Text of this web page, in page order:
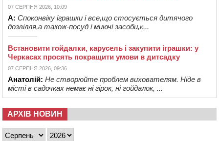
07 СЕРПНЯ 2026, 10:09
А: Споконвіку іграшки і все,що стосується дитячого
дозвілля,а також-посуд і миючі засоби,к...
Встановити гойдалки, карусель і закупити іграшки: у
Черкасах просять покращити умови в дитсадку
07 СЕРПНЯ 2026, 09:36
Анатолій: Не створюйте проблем вихователям. Ніде в
місті в садочках немає ні гірок, ні гойдалок, ...
АРХІВ НОВИН